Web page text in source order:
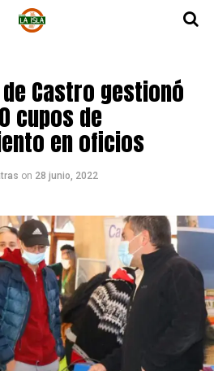
Castro gestionó
cupos de
en oficios
on 28 junio, 2022